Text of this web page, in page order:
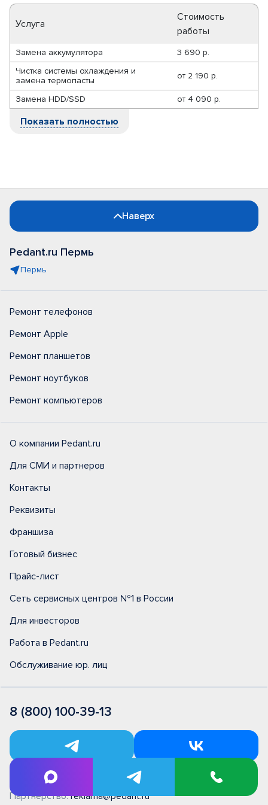
Услуга
Стоимость
работы
Замена аккумулятора
3 690 р.
Чистка системы охлаждения и
замена термопасты
от 2 190 р.
Замена HDD/SSD от 4 090 р.
Показать полностью
Наверх
Pedant.ru Пермь
Пермь
Ремонт телефонов
Ремонт Apple
Ремонт планшетов
Ремонт ноутбуков
Ремонт компьютеров
О компании Pedant.ru
Для СМИ и партнеров
Контакты
Реквизиты
Франшиза
Готовый бизнес
Прайс-лист
Сеть сервисных центров №1 в России
Для инвесторов
Работа в Pedant.ru
Обслуживание юр. лиц
8 (800) 100-39-13
Служба поддержки:
spk@pedant.ru
Партнерство:reklama@pedant.ru